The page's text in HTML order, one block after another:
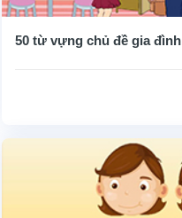
50 từ vựng chủ đề gia đình